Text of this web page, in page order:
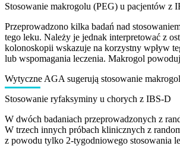
Stosowanie makrogolu (PEG) u pacjentów z
Przeprowadzono kilka badań nad
tego leku. Należy je jednak interpretować z
kolonoskopii wskazuje na korzystny wpływ
lub wspomagania leczenia. Makrogol
Wytyczne AGA sugerują stosowanie
Stosowanie ryfaksyminy u chorych z IBS-D
W dwóch badaniach przeprowadzonych z
W trzech innych próbach klinicznych z
z powodu tylko 2-tygodniowego stosowania